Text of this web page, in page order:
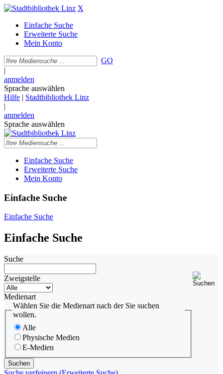
X
Einfache Suche
Erweiterte Suche
Mein Konto
GO
|
anmelden
Sprache auswählen
Hilfe | Stadtbibliothek Linz
|
anmelden
Sprache auswählen
Einfache Suche
Erweiterte Suche
Mein Konto
Einfache Suche
Einfache Suche
Einfache Suche
Suche
Zweigstelle
Medienart
Wählen Sie die Medienart nach der Sie suchen
wollen.
Alle
Physische Medien
E-Medien